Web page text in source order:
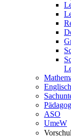
Englisch
ASO
UmeW